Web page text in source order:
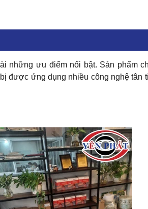
những ưu điểm nổi bật. Sản phẩm
được ứng dụng nhiều công nghệ tân